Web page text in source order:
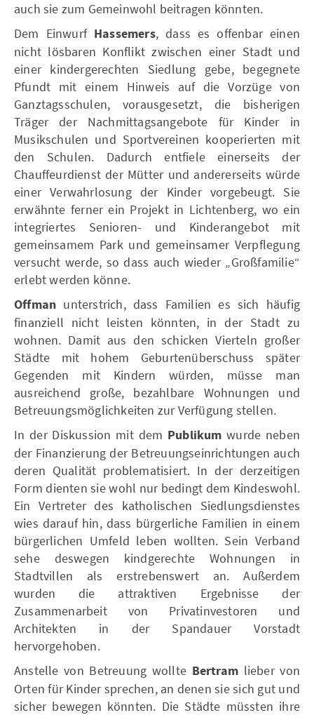
auch sie zum Gemeinwohl beitragen könnten.
Dem Einwurf Hassemers, dass es offenbar einen
nicht lösbaren Konflikt zwischen einer Stadt und
einer kindergerechten Siedlung gebe, begegnete
Pfundt mit einem Hinweis auf die Vorzüge von
Ganztagsschulen, vorausgesetzt, die bisherigen
Träger der Nachmittagsangebote für Kinder in
Musikschulen und Sportvereinen kooperierten mit
den Schulen. Dadurch entfiele einerseits der
Chauffeurdienst der Mütter und andererseits würde
einer Verwahrlosung der Kinder vorgebeugt. Sie
erwähnte ferner ein Projekt in Lichtenberg, wo ein
integriertes Senioren- und Kinderangebot mit
gemeinsamem Park und gemeinsamer Verpflegung
versucht werde, so dass auch wieder „Großfamilie“
erlebt werden könne.
Offman unterstrich, dass Familien es sich häufig
finanziell nicht leisten könnten, in der Stadt zu
wohnen. Damit aus den schicken Vierteln großer
Städte mit hohem Geburtenüberschuss später
Gegenden mit Kindern würden, müsse man
ausreichend große, bezahlbare Wohnungen und
Betreuungsmöglichkeiten zur Verfügung stellen.
In der Diskussion mit dem Publikum wurde neben
der Finanzierung der Betreuungseinrichtungen auch
deren Qualität problematisiert. In der derzeitigen
Form dienten sie wohl nur bedingt dem Kindeswohl.
Ein Vertreter des katholischen Siedlungsdienstes
wies darauf hin, dass bürgerliche Familien in einem
bürgerlichen Umfeld leben wollten. Sein Verband
sehe deswegen kindgerechte Wohnungen in
Stadtvillen als erstrebenswert an. Außerdem
wurden die attraktiven Ergebnisse der
Zusammenarbeit von Privatinvestoren und
Architekten in der Spandauer Vorstadt
hervorgehoben.
Anstelle von Betreuung wollte Bertram lieber von
Orten für Kinder sprechen, an denen sie sich gut und
sicher bewegen könnten. Die Städte müssten ihre